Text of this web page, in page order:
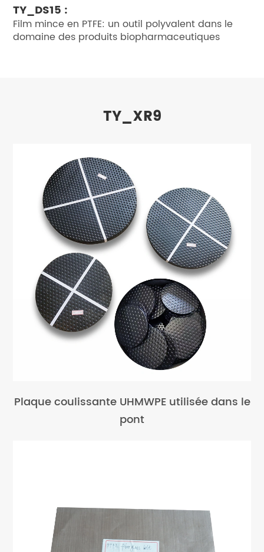
TY_DS15 :
Film mince en PTFE: un outil polyvalent dans le
domaine des produits biopharmaceutiques
TY_XR9
Plaque coulissante UHMWPE utilisée dans le
pont